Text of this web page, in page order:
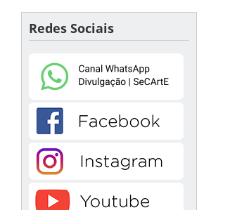
Redes Sociais